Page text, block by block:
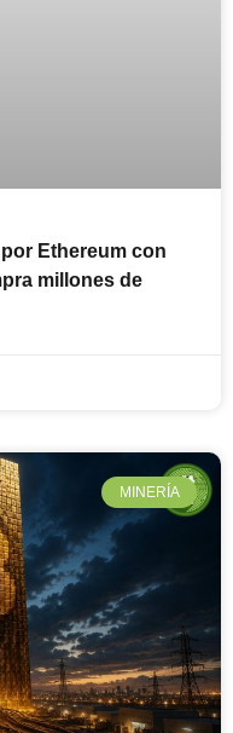
Ethereum con
millones de
MINERÍA